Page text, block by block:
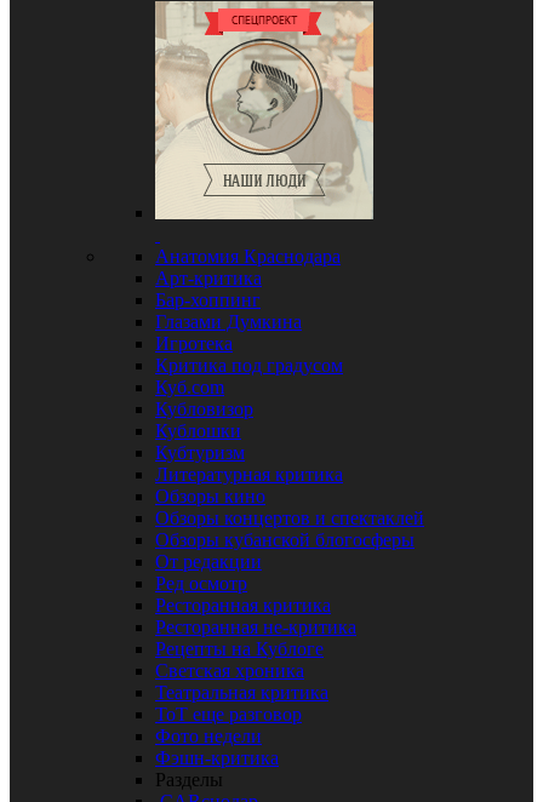
Анатомия Краснодара
Арт-критика
Бар-хоппинг
Глазами Думкина
Игротека
Критика под градусом
Куб.com
Кубловизор
Кублошки
Кубтуризм
Литературная критика
Обзоры кино
Обзоры концертов и спектаклей
Обзоры кубанской блогосферы
От редакции
Ред осмотр
Ресторанная критика
Ресторанная не-критика
Рецепты на Кублоге
Светская хроника
Театральная критика
ТоТ еще разговор
Фото недели
Фэшн-критика
Разделы